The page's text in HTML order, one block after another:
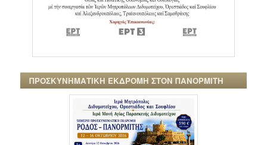
ΠΡΟΣΚΥΝΗΜΑΤΙΚΗ ΕΚΔΡΟΜΗ ΣΤΟΝ ΠΑΝΟΡΜΙΤΗ